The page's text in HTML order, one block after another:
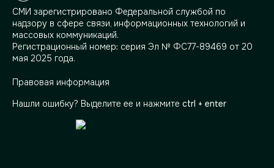
СМИ зарегистрировано Федеральной службой по
надзору в сфере связи, информационных технологий и
массовых коммуникаций.
Регистрационный номер: серия Эл № ФС77-89469 от 20
мая 2025 года.
Правовая информация
Нашли ошибку? Выделите ее и нажмите ctrl + enter